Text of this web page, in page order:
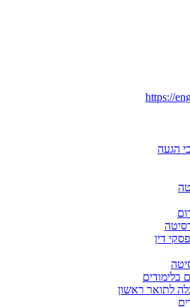
https://
הגעה
דין
בלימודים
לתואר ראשון